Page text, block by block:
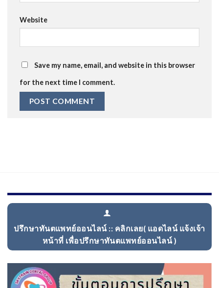
Website
Save my name, email, and website in this browser
for the next time I comment.
ปรึกษาทันตแพทย์ออนไลน์ :: คลิกเลย( แอดไลน์ แจ้งเจ้า
หน้าที่ เพื่อปรึกษาทันตแพทย์ออนไลน์ )